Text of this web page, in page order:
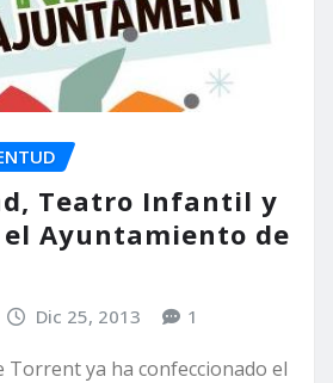
Teatro Infantil y
Ayuntamiento de
Dic 25, 2013 1
Torrent ya ha confeccionado el